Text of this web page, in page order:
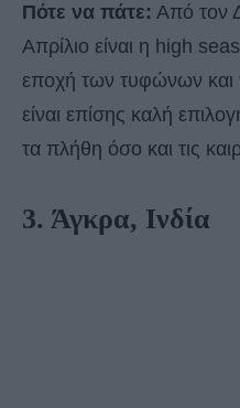
Πότε να πάτε: Από τον
Απρίλιο είναι η high
εποχή των τυφώνων
είναι επίσης καλή
τα πλήθη όσο και τις
3. Άγκρα, Ινδία